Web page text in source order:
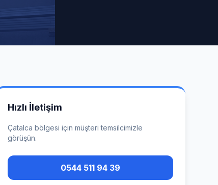
Hızlı İletişim
Çatalca bölgesi için müşteri temsilcimizle
görüşün.
0544 511 94 39